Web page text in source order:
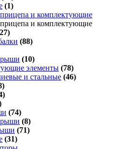
(1)
и комплектующие
и комплектующие
(88)
(10)
элементы (78)
и стальные (46)
(74)
(8)
(71)
(31)